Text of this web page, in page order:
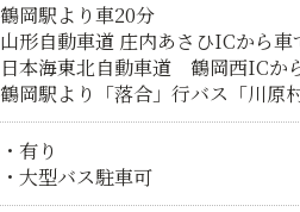
鶴岡駅より車20分
山形自動車道 庄内あさひICから車
日本海東北自動車道 鶴岡西ICか
鶴岡駅より「落合」行バス「川原
・有り
・大型バス駐車可